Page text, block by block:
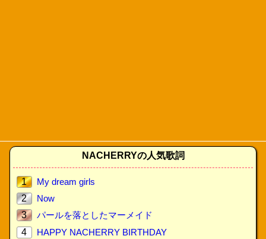
NACHERRYの人気歌詞
1
My dream girls
2
Now
3
パールを落としたマーメイド
4
HAPPY NACHERRY BIRTHDAY